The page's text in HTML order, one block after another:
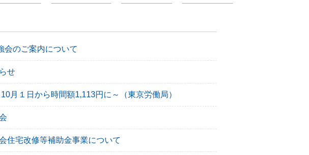
会のご案内について
せ
月１日から時間額1,113円に～（東京労働局）
宅改修等補助金事業について